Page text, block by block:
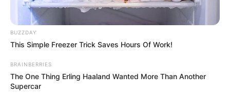
BUZZDAY
This Simple Freezer Trick Saves Hours Of Work!
BRAINBERRIES
The One Thing Erling Haaland Wanted More Than Another
Supercar